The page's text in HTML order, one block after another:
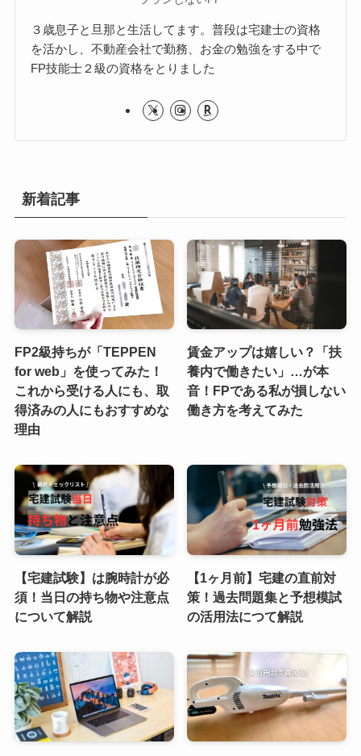
３歳息子と旦那と生活してます。普段は宅建士の資格
を活かし、不動産会社で勤務、お金の勉強をする中で
FP技能士２級の資格をとりました
新着記事
FP2級持ちが「TEPPEN
for web」を使ってみた！
これから受ける人にも、取
得済みの人にもおすすめな
理由
賃金アップは嬉しい？「扶
養内で働きたい」…が本
音！FPである私が損しない
働き方を考えてみた
【宅建試験】は腕時計が必
須！当日の持ち物や注意点
について解説
【1ヶ月前】宅建の直前対
策！過去問題集と予想模試
の活用法につて解説